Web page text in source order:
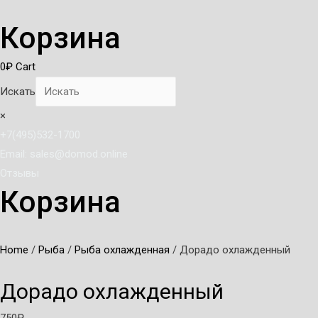
Корзина
0₽ Cart
Искать
×
Корзина
Home / Рыба / Рыба охлажденная / Дорадо охлажденный
Дорадо охлажденный